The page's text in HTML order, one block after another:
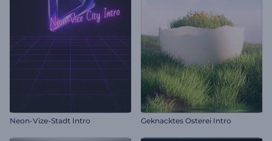
Neon-Vize-Stadt Intro Geknacktes Osterei Intro